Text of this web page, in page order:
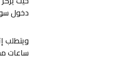
دخول
ويتطلب
ساعات